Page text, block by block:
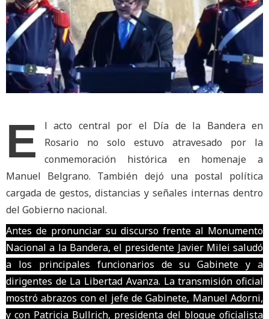
E
l acto central por el Día de la Bandera en
Rosario no solo estuvo atravesado por la
conmemoración histórica en homenaje a
Manuel Belgrano. También dejó una postal política
cargada de gestos, distancias y señales internas dentro
del Gobierno nacional.
Antes de pronunciar su discurso frente al Monumento
Nacional a la Bandera, el presidente Javier Milei saludó
a los principales funcionarios de su Gabinete y a
dirigentes de La Libertad Avanza. La transmisión oficial
mostró abrazos con el jefe de Gabinete, Manuel Adorni,
y con Patricia Bullrich, presidenta del bloque oficialista